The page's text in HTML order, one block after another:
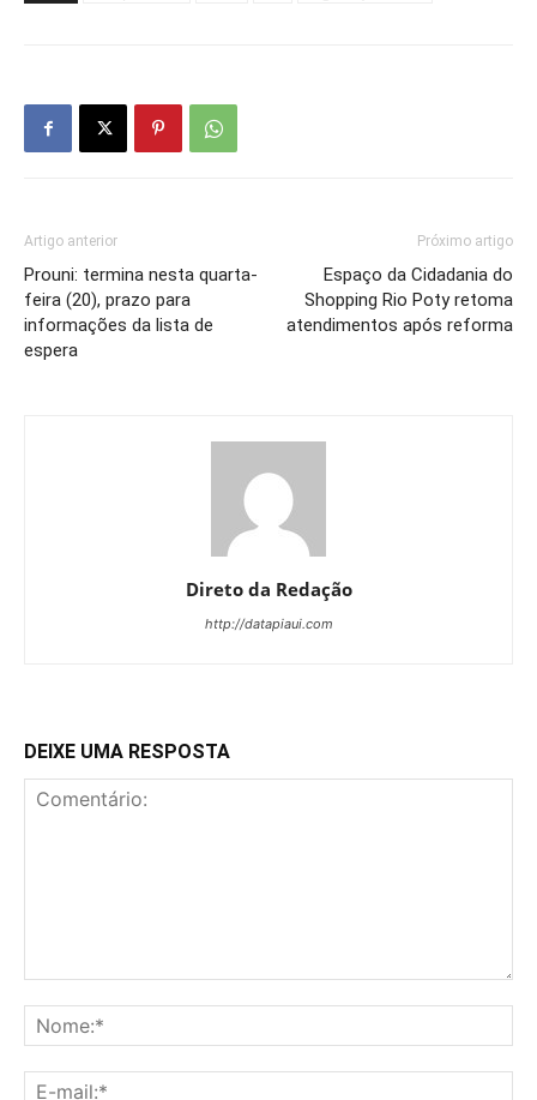
Artigo anterior
Prouni: termina nesta quarta-
feira (20), prazo para
informações da lista de
espera
Próximo artigo
Espaço da Cidadania do
Shopping Rio Poty retoma
atendimentos após reforma
Direto da Redação
http://datapiaui.com
DEIXE UMA RESPOSTA